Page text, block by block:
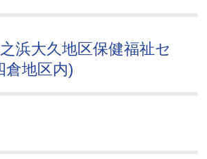
浜大久地区保健福祉セ
倉地区内)